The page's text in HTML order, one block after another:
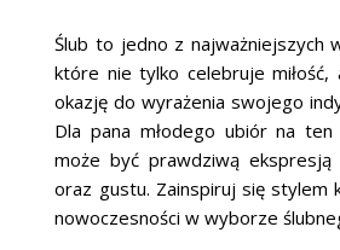
Ślub to jedno z najważniejszych
które nie tylko celebruje miłość,
okazję do wyrażenia swojego
Dla pana młodego ubiór na
może być prawdziwą
oraz gustu. Zainspiruj się stylem
nowoczesności w wyborze